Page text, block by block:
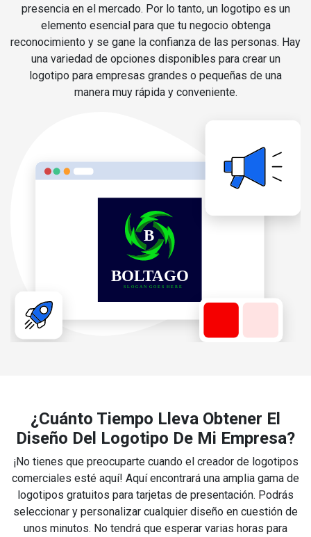
presencia en el mercado. Por lo tanto, un logotipo es un
elemento esencial para que tu negocio obtenga
reconocimiento y se gane la confianza de las personas. Hay
una variedad de opciones disponibles para crear un
logotipo para empresas grandes o pequeñas de una
manera muy rápida y conveniente.
¿Cuánto Tiempo Lleva Obtener El
Diseño Del Logotipo De Mi Empresa?
¡No tienes que preocuparte cuando el creador de logotipos
comerciales esté aquí! Aquí encontrará una amplia gama de
logotipos gratuitos para tarjetas de presentación. Podrás
seleccionar y personalizar cualquier diseño en cuestión de
unos minutos. No tendrá que esperar varias horas para